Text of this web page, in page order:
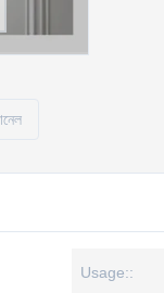
Usage::